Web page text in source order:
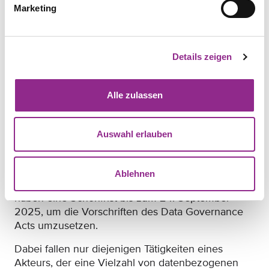
Marketing
Details zeigen
Alle zulassen
Auswahl erlauben
Ablehnen
Öffentliche Stelle Mittel, um diese zu schützen?
Übertragung in Drittländer beachten?
Was sind Durchführungsrechtsakte der Union
Datenvermittlungsdienste
Wenn Ihr Unternehmen als
eine Datenvermittlungstätigkeit aufnehmen
möchten, werden Ihnen durch den DGA
haben eine Schonfrist bis zum 24. September
2025, um die Vorschriften des Data Governance
Acts umzusetzen.
Dabei fallen nur diejenigen Tätigkeiten eines
Akteurs, der eine Vielzahl von datenbezogenen